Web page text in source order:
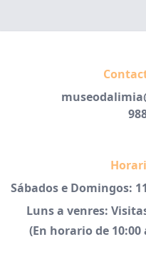
Sábados e Domingos:
Luns a venres:
(En horario de 10:00